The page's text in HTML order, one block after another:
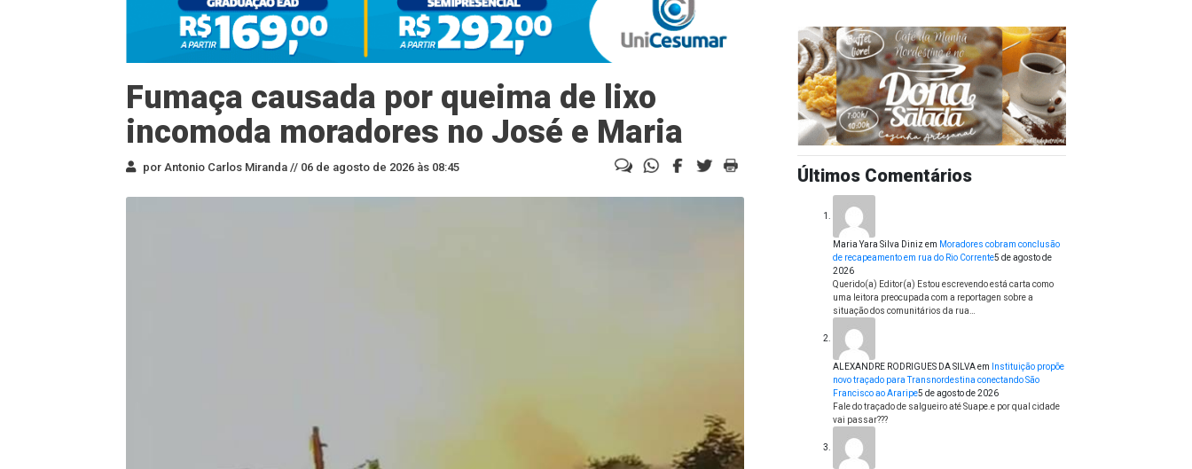
Fumaça causada por queima de lixo
incomoda moradores no José e Maria
por Antonio Carlos Miranda // 06 de agosto de 2026 às 08:45 Últimos Comentários
Maria Yara Silva Diniz em Moradores cobram conclusão
de recapeamento em rua do Rio Corrente5 de agosto de
2026
Querido(a) Editor(a) Estou escrevendo está carta como
uma leitora preocupada com a reportagen sobre a
situação dos comunitários da rua…
ALEXANDRE RODRIGUES DA SILVAem
Instituição propõe
novo traçado para Transnordestina conectando São
Francisco ao Araripe5 de agosto de 2026
Fale do traçado de salgueiro até Suape.e por qual cidade
vai passar???